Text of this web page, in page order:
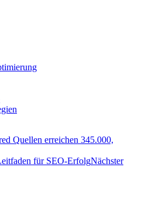
Quellen erreichen 345.000,
für SEO-ErfolgNächster